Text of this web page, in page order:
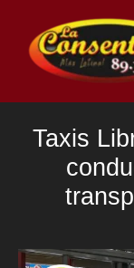
contenido
Taxis